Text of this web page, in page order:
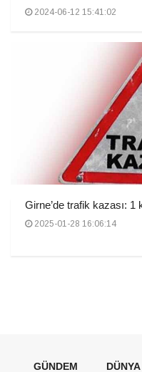
2024-06-12 15:41:02
Girne’de trafik kazası: 1
2025-01-28 16:06:14
GÜNDEM DÜNYA